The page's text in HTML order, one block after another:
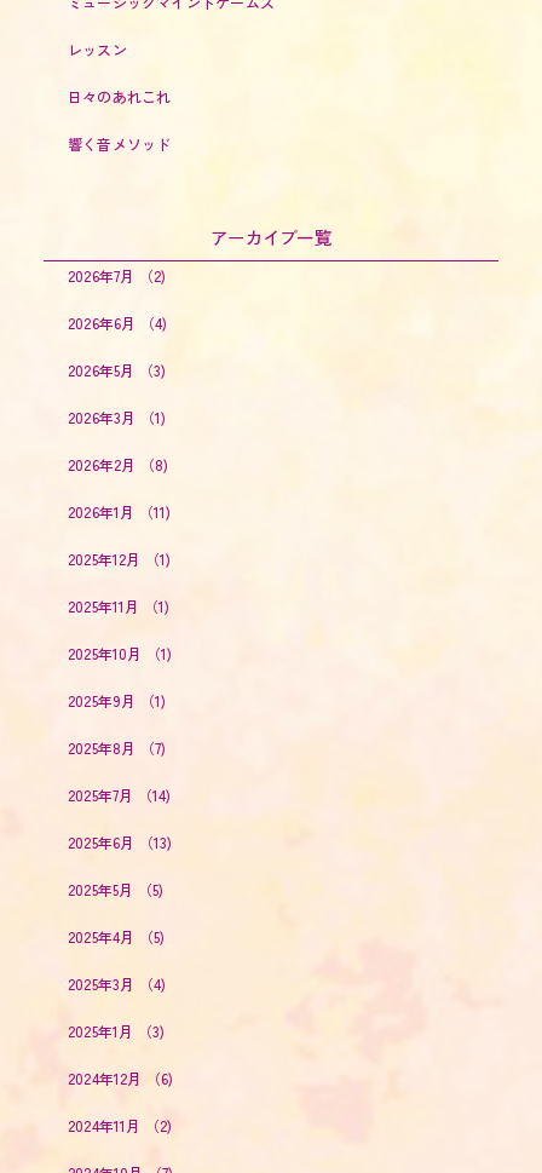
レッスン
日々のあれこれ
響く音メソッド
アーカイブ一覧
2026年7月 （2)
2026年6月 （4)
2026年5月 （3)
2026年3月 （1)
2026年2月 （8)
2026年1月 （11)
2025年12月 （1)
2025年11月 （1)
2025年10月 （1)
2025年9月 （1)
2025年8月 （7)
2025年7月 （14)
2025年6月 （13)
2025年5月 （5)
2025年4月 （5)
2025年3月 （4)
2025年1月 （3)
2024年12月 （6)
2024年11月 （2)